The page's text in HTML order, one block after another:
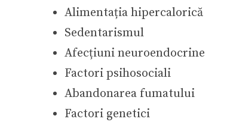
Alimentația hipercalorică
Sedentarismul
Afecțiuni neuroendocrine
Factori psihosociali
Abandonarea fumatului
Factori genetici